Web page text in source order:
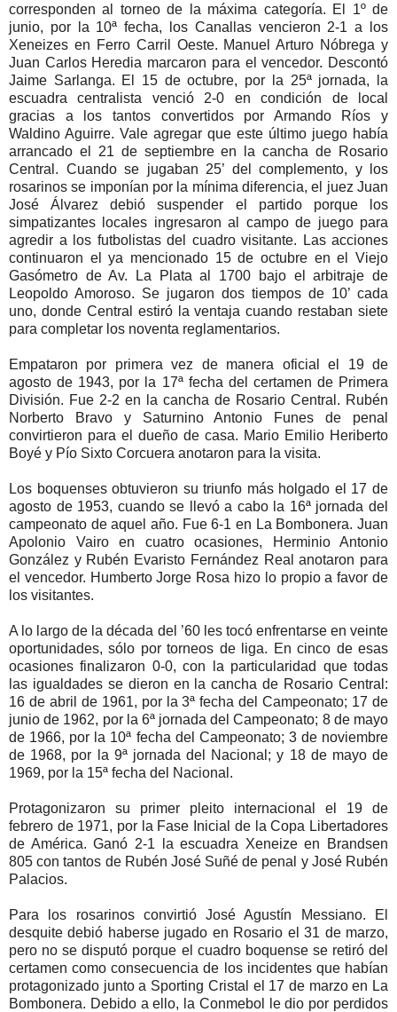
corresponden al torneo de la máxima categoría. El 1º de
junio, por la 10ª fecha, los Canallas vencieron 2-1 a los
Xeneizes en Ferro Carril Oeste. Manuel Arturo Nóbrega y
Juan Carlos Heredia marcaron para el vencedor. Descontó
Jaime Sarlanga. El 15 de octubre, por la 25ª jornada, la
escuadra centralista venció 2-0 en condición de local
gracias a los tantos convertidos por Armando Ríos y
Waldino Aguirre. Vale agregar que este último juego había
arrancado el 21 de septiembre en la cancha de Rosario
Central. Cuando se jugaban 25’ del complemento, y los
rosarinos se imponían por la mínima diferencia, el juez Juan
José Álvarez debió suspender el partido porque los
simpatizantes locales ingresaron al campo de juego para
agredir a los futbolistas del cuadro visitante. Las acciones
continuaron el ya mencionado 15 de octubre en el Viejo
Gasómetro de Av. La Plata al 1700 bajo el arbitraje de
Leopoldo Amoroso. Se jugaron dos tiempos de 10’ cada
uno, donde Central estiró la ventaja cuando restaban siete
para completar los noventa reglamentarios.
Empataron por primera vez de manera oficial el 19 de
agosto de 1943, por la 17ª fecha del certamen de Primera
División. Fue 2-2 en la cancha de Rosario Central. Rubén
Norberto Bravo y Saturnino Antonio Funes de penal
convirtieron para el dueño de casa. Mario Emilio Heriberto
Boyé y Pío Sixto Corcuera anotaron para la visita.
Los boquenses obtuvieron su triunfo más holgado el 17 de
agosto de 1953, cuando se llevó a cabo la 16ª jornada del
campeonato de aquel año. Fue 6-1 en La Bombonera. Juan
Apolonio Vairo en cuatro ocasiones, Herminio Antonio
González y Rubén Evaristo Fernández Real anotaron para
el vencedor. Humberto Jorge Rosa hizo lo propio a favor de
los visitantes.
A lo largo de la década del ’60 les tocó enfrentarse en veinte
oportunidades, sólo por torneos de liga. En cinco de esas
ocasiones finalizaron 0-0, con la particularidad que todas
las igualdades se dieron en la cancha de Rosario Central:
16 de abril de 1961, por la 3ª fecha del Campeonato; 17 de
junio de 1962, por la 6ª jornada del Campeonato; 8 de mayo
de 1966, por la 10ª fecha del Campeonato; 3 de noviembre
de 1968, por la 9ª jornada del Nacional; y 18 de mayo de
1969, por la 15ª fecha del Nacional.
Protagonizaron su primer pleito internacional el 19 de
febrero de 1971, por la Fase Inicial de la Copa Libertadores
de América. Ganó 2-1 la escuadra Xeneize en Brandsen
805 con tantos de Rubén José Suñé de penal y José Rubén
Palacios.
Para los rosarinos convirtió José Agustín Messiano. El
desquite debió haberse jugado en Rosario el 31 de marzo,
pero no se disputó porque el cuadro boquense se retiró del
certamen como consecuencia de los incidentes que habían
protagonizado junto a Sporting Cristal el 17 de marzo en La
Bombonera. Debido a ello, la Conmebol le dio por perdidos